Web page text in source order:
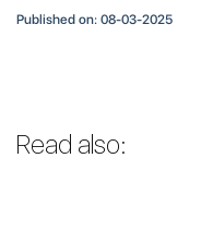
Published on: 08-03-2025
Read also: